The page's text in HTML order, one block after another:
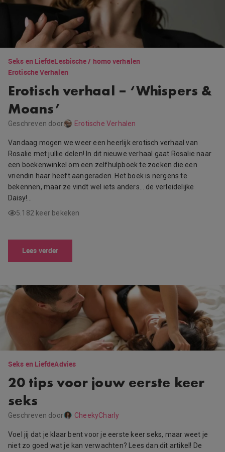
Seks en LiefdeLesbische / homo verhalen
Erotische Verhalen
Erotisch verhaal – ‘Whispers &
Moans’
Geschreven door Erotische Verhalen
Vandaag mogen we weer een heerlijk erotisch verhaal van
Rosalie met jullie delen! In dit nieuwe verhaal gaat Rosalie naar
een boekenwinkel om een zelfhulpboek te zoeken die een
vriendin haar heeft aangeraden. Het boek is nergens te
bekennen, maar ze vindt wel iets anders… de verleidelijke
Daisy!…
5.182 keer bekeken
Lees verder
Seks en LiefdeAdvies
20 tips voor jouw eerste keer
seks
Geschreven door CheekyCharly
Voel jij dat je klaar bent voor je eerste keer seks, maar weet je
niet zo goed wat je kan verwachten? Lees dan dit artikel! De